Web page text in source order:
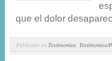
que el dolor
Publicado en Testimonios Testimonios/